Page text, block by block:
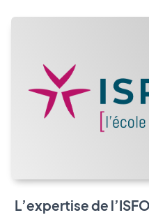
L’expertise de